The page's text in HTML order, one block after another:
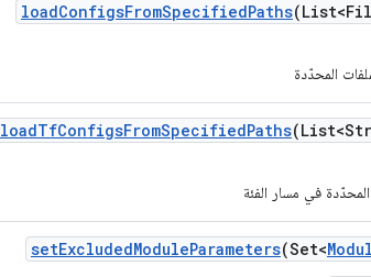
loadConfigsFromSpecifiedPaths
المحدّدة
loadTfConfigsFromSpecifiedPaths
في مسار الفئة
setExcludedModuleParameters(Set<